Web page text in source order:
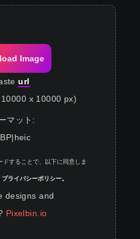
Image
url
x 10000 px)
マット :
|heic
することで、以下に同意しま
プライバシーポリシー。
designs and
Pixelbin.io